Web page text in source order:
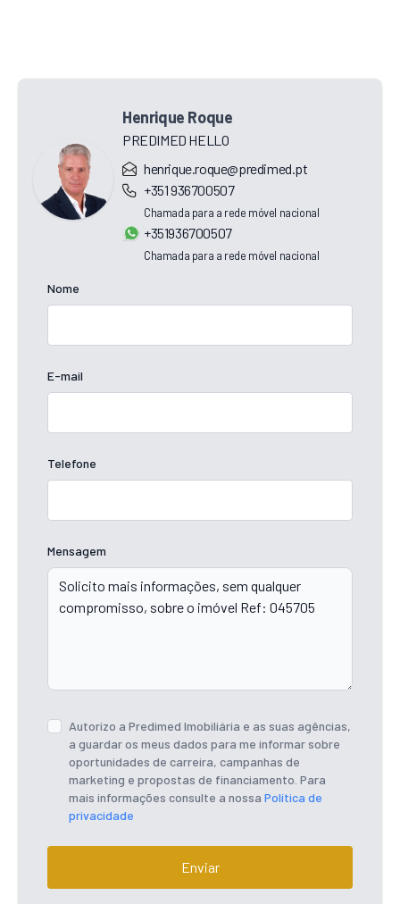
Henrique Roque
PREDIMED HELLO
henrique.roque@predimed.pt
+351 936700507
Chamada para a rede móvel nacional
+351936700507
Chamada para a rede móvel nacional
Nome
E-mail
Telefone
Mensagem
Autorizo a Predimed Imobiliária e as suas agências,
a guardar os meus dados para me informar sobre
oportunidades de carreira, campanhas de
marketing e propostas de financiamento. Para
mais informações consulte a nossa Política de
privacidade
Enviar